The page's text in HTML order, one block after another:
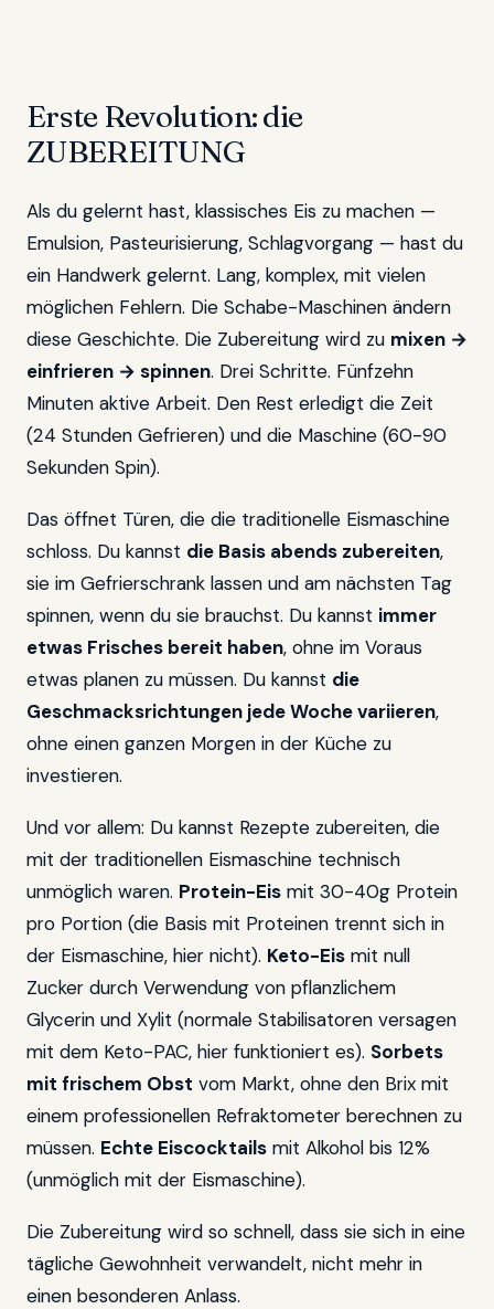
Erste Revolution: die
ZUBEREITUNG
Als du gelernt hast, klassisches Eis zu machen —
Emulsion, Pasteurisierung, Schlagvorgang — hast du
ein Handwerk gelernt. Lang, komplex, mit vielen
möglichen Fehlern. Die Schabe-Maschinen ändern
diese Geschichte. Die Zubereitung wird zu mixen →
einfrieren → spinnen. Drei Schritte. Fünfzehn
Minuten aktive Arbeit. Den Rest erledigt die Zeit
(24 Stunden Gefrieren) und die Maschine (60-90
Sekunden Spin).
Das öffnet Türen, die die traditionelle Eismaschine
schloss. Du kannst die Basis abends zubereiten,
sie im Gefrierschrank lassen und am nächsten Tag
spinnen, wenn du sie brauchst. Du kannst immer
etwas Frisches bereit haben, ohne im Voraus
etwas planen zu müssen. Du kannst die
Geschmacksrichtungen jede Woche variieren,
ohne einen ganzen Morgen in der Küche zu
investieren.
Und vor allem: Du kannst Rezepte zubereiten, die
mit der traditionellen Eismaschine technisch
unmöglich waren. Protein-Eis mit 30-40g Protein
pro Portion (die Basis mit Proteinen trennt sich in
der Eismaschine, hier nicht). Keto-Eis mit null
Zucker durch Verwendung von pflanzlichem
Glycerin und Xylit (normale Stabilisatoren versagen
mit dem Keto-PAC, hier funktioniert es). Sorbets
mit frischem Obst vom Markt, ohne den Brix mit
einem professionellen Refraktometer berechnen zu
müssen. Echte Eiscocktails mit Alkohol bis 12%
(unmöglich mit der Eismaschine).
Die Zubereitung wird so schnell, dass sie sich in eine
tägliche Gewohnheit verwandelt, nicht mehr in
einen besonderen Anlass.